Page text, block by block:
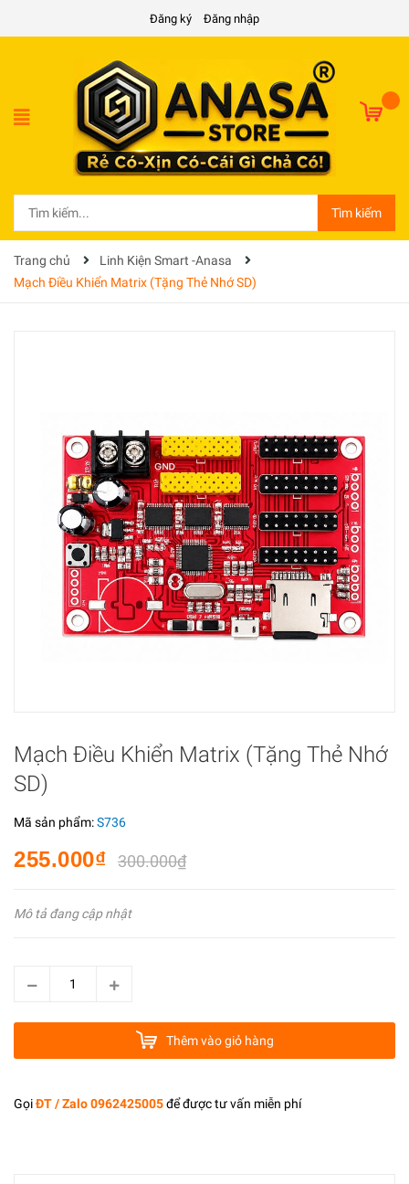
Đăng ký Đăng nhập
Tìm kiếm
Trang chủ
Linh Kiện Smart -Anasa
Mạch Điều Khiển Matrix (Tặng Thẻ Nhớ SD)
Mạch Điều Khiển Matrix (Tặng Thẻ Nhớ
SD)
Mã sản phẩm:S736
255.000₫ 300.000₫
Mô tả đang cập nhật
Thêm vào giỏ hàng
GọiĐT / Zalo 0962425005để được tư vấn miễn phí